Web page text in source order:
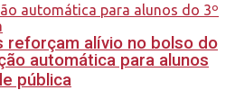
reforçam alívio no bolso do
automática para alunos
pública